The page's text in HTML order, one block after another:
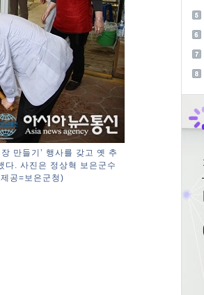
만들기’ 행사를 갖고 옛 추
다. 사진은 정상혁 보은군수
공=보은군청)